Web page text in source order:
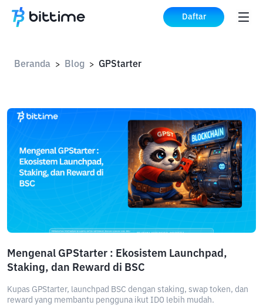
Daftar
Beranda > Blog > GPStarter
Mengenal GPStarter : Ekosistem Launchpad,
Staking, dan Reward di BSC
Kupas GPStarter, launchpad BSC dengan staking, swap token, dan
reward yang membantu pengguna ikut IDO lebih mudah.